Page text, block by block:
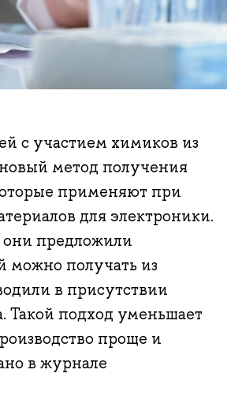
с участием химиков из
метод получения
применяют при
для электроники.
они предложили
можно получать из
в присутствии
Такой подход уменьшает
проще и
в журнале